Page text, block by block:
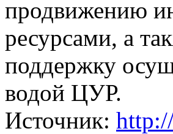
продвижению
ресурсами, а
поддержку
водой ЦУР.
Источник: